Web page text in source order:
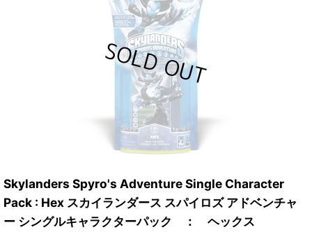
Skylanders Spyro's Adventure Single Character
Pack : Hex スカイランダース スパイロズ アドベンチャ
ー シングルキャラクターパック ： ヘックス